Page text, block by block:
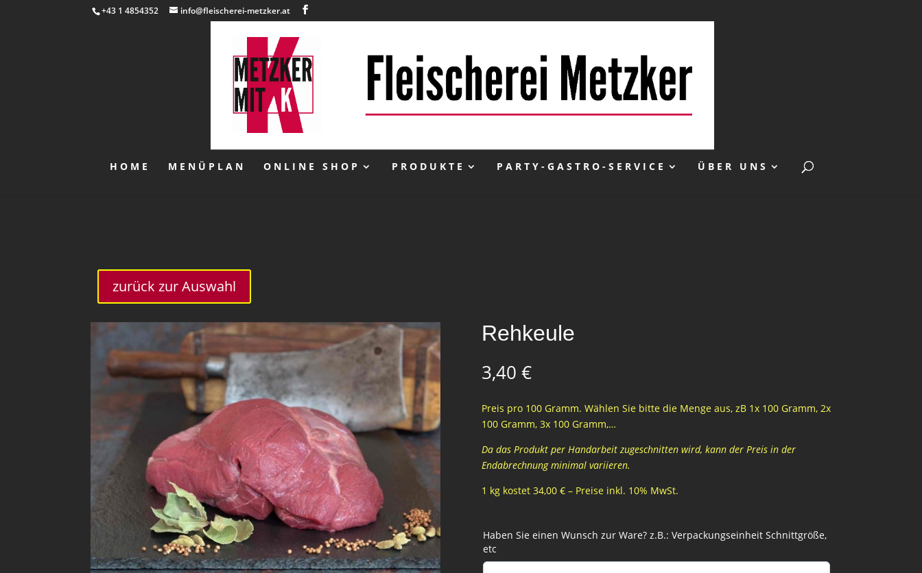
+43 1 4854352 info@fleischerei-metzker.at
HOME MENÜPLAN ONLINE SHOP PRODUKTE PARTY-GASTRO-SERVICE ÜBER UNS
zurück zur Auswahl
Rehkeule
3,40 €
Preis pro 100 Gramm. Wählen Sie bitte die Menge aus, zB 1x 100 Gramm, 2x
100 Gramm, 3x 100 Gramm,…
Da das Produkt per Handarbeit zugeschnitten wird, kann der Preis in der
Endabrechnung minimal variieren.
1 kg kostet 34,00 € – Preise inkl. 10% MwSt.
Haben Sie einen Wunsch zur Ware? z.B.: Verpackungseinheit Schnittgröße,
etc